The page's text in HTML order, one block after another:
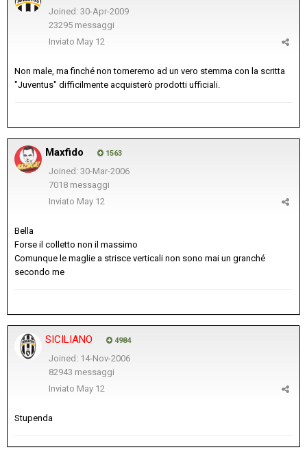
Joined: 30-Apr-2009
23295 messaggi
Inviato May 12
Non male, ma finché non torneremo ad un vero stemma con la scritta
"Juventus" difficilmente acquisterò prodotti ufficiali.
Maxfido 1563
Joined: 30-Mar-2006
7018 messaggi
Inviato May 12
Bella
Forse il colletto non il massimo
Comunque le maglie a strisce verticali non sono mai un granché
secondo me
SICILIANO 4984
Joined: 14-Nov-2006
82943 messaggi
Inviato May 12
Stupenda